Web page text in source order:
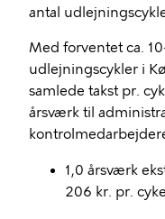
antal
Med forventet ca.
udlejningscykler i
samlede takst pr.
årsværk til
1,0 årsværk
206 kr. pr.